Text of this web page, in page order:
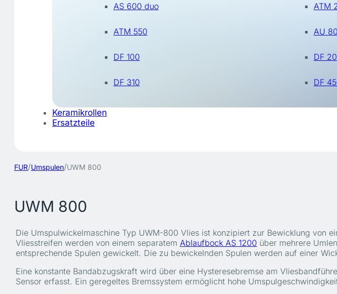
AS 600 duo ATM
ATM 550 AU
DF 100 DF
DF 310 DF
Keramikrollen
Ersatzteile
FUR/Umspulen/UWM 800
UWM 800
Die Umspulwickelmaschine Typ UWM-800 Vlies ist konzipiert zur Bewicklung von
Vliesstreifen werden von einem separatem Ablaufbock AS 1200 über mehrere
entsprechende Spulen gewickelt. Die zu bewickelnden Spulen werden auf einer
Eine konstante Bandabzugskraft wird über eine Hysteresebremse am
Sensor erfasst. Ein geregeltes Bremssystem ermöglicht hohe